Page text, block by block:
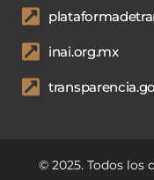
inai.org.mx
© 2025. Todos los